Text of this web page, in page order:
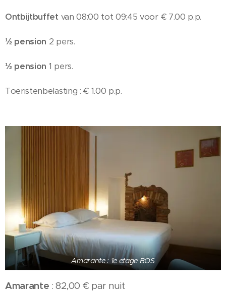
Ontbijtbuffet van 08:00 tot 09:45 voor € 7.00 p.p.
½ pension 2 pers.
½ pension 1 pers.
Toeristenbelasting : € 1.00 p.p.
Amarante : 1e etage BOS
Amarante : 82,00 € par nuit